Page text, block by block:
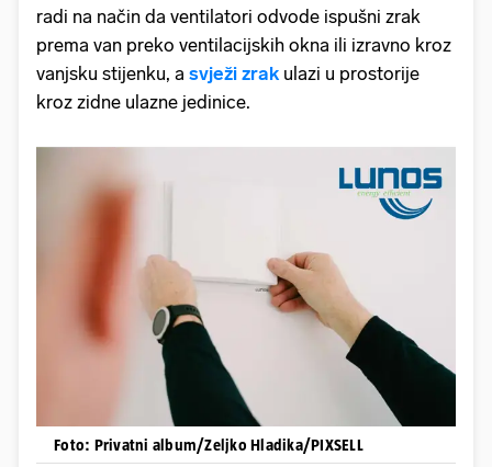
radi na način da ventilatori odvode ispušni zrak
prema van preko ventilacijskih okna ili izravno kroz
vanjsku stijenku, a svježi zrak ulazi u prostorije
kroz zidne ulazne jedinice.
Foto: Privatni album/Zeljko Hladika/PIXSELL